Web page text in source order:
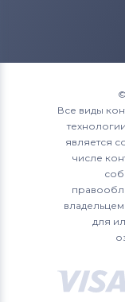
Все виды
является
числе
для